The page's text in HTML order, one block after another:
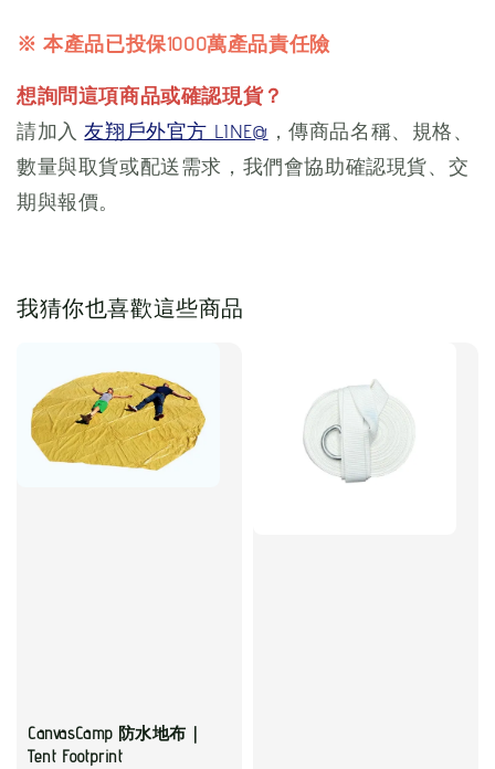
※ 本產品已投保1000萬產品責任險
想詢問這項商品或確認現貨？
請加入友翔戶外官方 LINE@ ，傳商品名稱、規格、
數量與取貨或配送需求，我們會協助確認現貨、交
期與報價。
我猜你也喜歡這些商品
CanvasCamp 防水地布｜
Tent Footprint